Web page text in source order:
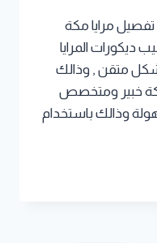
مرايا مكة
ديكورات المرايا
متقن , وذالك
خبير ومتخصص
وذالك باستخدام